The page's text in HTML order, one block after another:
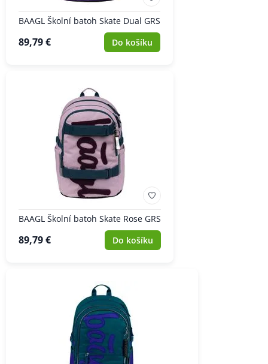
BAAGL Školní batoh Skate Dual GRS
89,79 € Do košíku
BAAGL Školní batoh Skate Rose GRS
89,79 € Do košíku